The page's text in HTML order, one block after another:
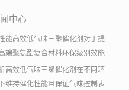
中心
能高效低气味三聚催化剂对于提
端聚氨酯复合材料环保级别效能
高效低气味三聚催化剂在不同环
维持催化性能且保证气味控制表